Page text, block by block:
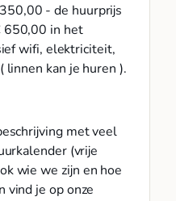
- de huurprijs
650,00 in het
wifi, elektriciteit,
kan je huren ).
met veel
(vrije
wie we zijn en hoe
vind je op onze